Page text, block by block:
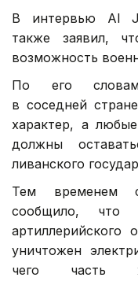
В интервью Al
также заявил,
возможность
По его словам,
в соседней
характер, а
должны
ливанского
Тем временем
сообщило, что
артиллерийского
уничтожен
чего часть